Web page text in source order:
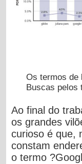
Os termos de
Buscas pelos
Ao final do
os grandes
curioso é que,
constam
o termo